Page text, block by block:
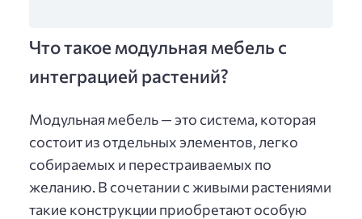
Что такое модульная мебель с
интеграцией растений?
Модульная мебель — это система, которая
состоит из отдельных элементов, легко
собираемых и перестраиваемых по
желанию. В сочетании с живыми растениями
такие конструкции приобретают особую